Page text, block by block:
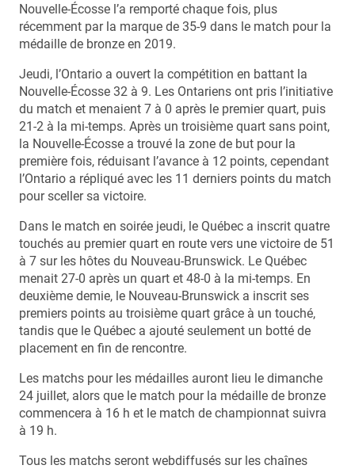
Nouvelle-Écosse l’a remporté chaque fois, plus
récemment par la marque de 35-9 dans le match pour la
médaille de bronze en 2019.
Jeudi, l’Ontario a ouvert la compétition en battant la
Nouvelle-Écosse 32 à 9. Les Ontariens ont pris l’initiative
du match et menaient 7 à 0 après le premier quart, puis
21-2 à la mi-temps. Après un troisième quart sans point,
la Nouvelle-Écosse a trouvé la zone de but pour la
première fois, réduisant l’avance à 12 points, cependant
l’Ontario a répliqué avec les 11 derniers points du match
pour sceller sa victoire.
Dans le match en soirée jeudi, le Québec a inscrit quatre
touchés au premier quart en route vers une victoire de 51
à 7 sur les hôtes du Nouveau-Brunswick. Le Québec
menait 27-0 après un quart et 48-0 à la mi-temps. En
deuxième demie, le Nouveau-Brunswick a inscrit ses
premiers points au troisième quart grâce à un touché,
tandis que le Québec a ajouté seulement un botté de
placement en fin de rencontre.
Les matchs pour les médailles auront lieu le dimanche
24 juillet, alors que le match pour la médaille de bronze
commencera à 16 h et le match de championnat suivra
à 19 h.
Tous les matchs seront webdiffusés sur les chaînes